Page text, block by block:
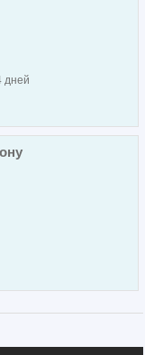
дней